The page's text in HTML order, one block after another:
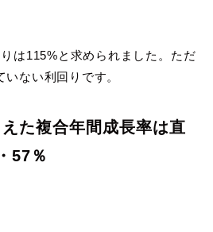
は115%と求められました。ただ
ない利回りです。
た複合年間成長率は直
57％